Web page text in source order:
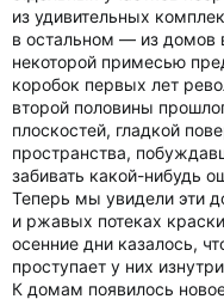
из удивительных
в остальном — из домов
некоторой примесью
коробок первых лет
второй половины
плоскостей, гладкой
пространства,
забивать какой-нибудь
Теперь мы увидели эти
и ржавых потеках
осенние дни казалось,
проступает у них
К домам появилось